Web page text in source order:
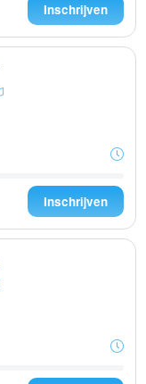
Inschrijven
Inschrijven